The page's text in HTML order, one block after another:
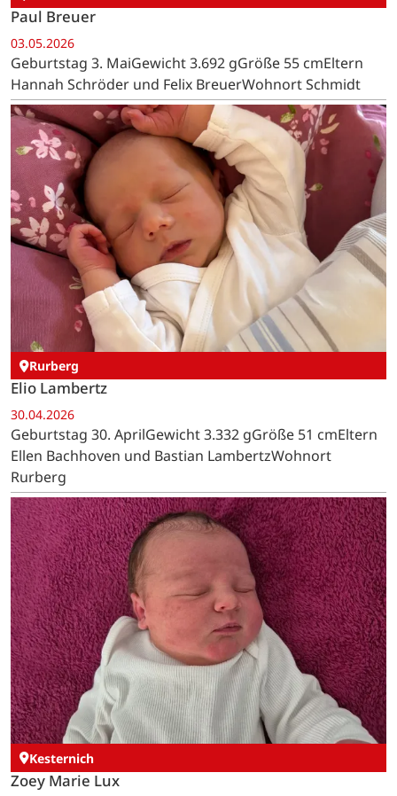
Paul Breuer
03.05.2026
Geburtstag 3. MaiGewicht 3.692 gGröße 55 cmEltern
Hannah Schröder und Felix BreuerWohnort Schmidt
Rurberg
Elio Lambertz
30.04.2026
Geburtstag 30. AprilGewicht 3.332 gGröße 51 cmEltern
Ellen Bachhoven und Bastian LambertzWohnort
Rurberg
Kesternich
Zoey Marie Lux